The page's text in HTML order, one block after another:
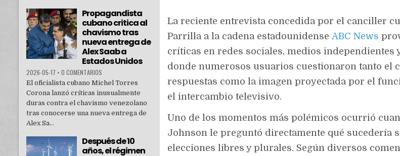
La reciente entrevista concedida por el canciller
Parrilla a la cadena estadounidenseABC News
críticas en redes sociales, medios independientes
donde numerosos usuarios cuestionaron tanto el
respuestas como la imagen proyectada por el
el intercambio televisivo.
Uno de los momentos más polémicos ocurrió
Johnson le preguntó directamente qué sucedería
elecciones libres y plurales. Según diversos
Propagandista
cubano critica al
chavismo tras
nueva entrega de
Alex Saab a
Estados Unidos
2026-05-17 • 0 COMENTARIOS
El oficialista cubano Michel Torres
Corona lanzó críticas inusualmente
duras contra el chavismo venezolano
tras conocerse una nueva entrega de
Alex Sa...
Después de 10
años, el régimen